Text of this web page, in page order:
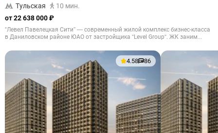
Тульская
10 мин.
от 22 638 000 ₽
"Левел Павелецкая Сити” — современный жилой комплекс бизнес-класса
в Даниловском районе ЮАО от застройщика “Level Group“. ЖК заним...
4.58 86